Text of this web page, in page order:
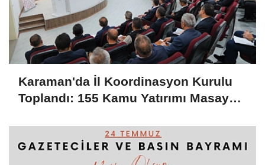
Karaman'da İl Koordinasyon Kurulu
Toplandı: 155 Kamu Yatırımı Masaya